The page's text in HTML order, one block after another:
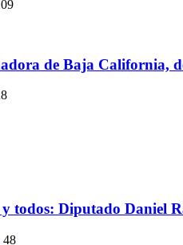
de Baja California,
todos: Diputado Daniel
48